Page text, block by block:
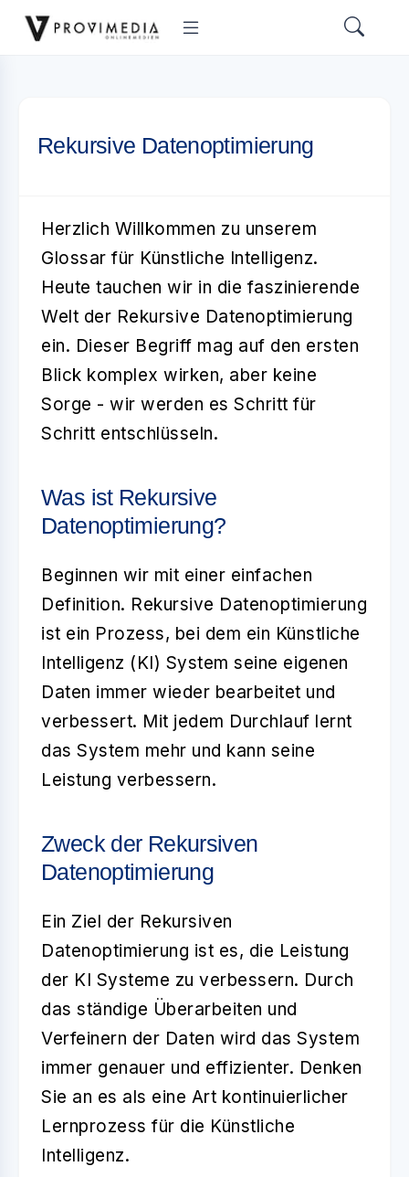
Rekursive Datenoptimierung
Herzlich Willkommen zu unserem
Glossar für Künstliche Intelligenz.
Heute tauchen wir in die faszinierende
Welt der Rekursive Datenoptimierung
ein. Dieser Begriff mag auf den ersten
Blick komplex wirken, aber keine
Sorge - wir werden es Schritt für
Schritt entschlüsseln.
Was ist Rekursive
Datenoptimierung?
Beginnen wir mit einer einfachen
Definition. Rekursive Datenoptimierung
ist ein Prozess, bei dem ein Künstliche
Intelligenz (KI) System seine eigenen
Daten immer wieder bearbeitet und
verbessert. Mit jedem Durchlauf lernt
das System mehr und kann seine
Leistung verbessern.
Zweck der Rekursiven
Datenoptimierung
Ein Ziel der Rekursiven
Datenoptimierung ist es, die Leistung
der KI Systeme zu verbessern. Durch
das ständige Überarbeiten und
Verfeinern der Daten wird das System
immer genauer und effizienter. Denken
Sie an es als eine Art kontinuierlicher
Lernprozess für die Künstliche
Intelligenz.